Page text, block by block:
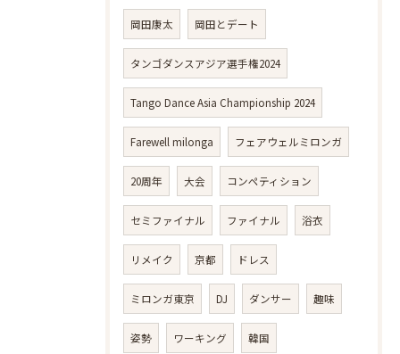
岡田康太 岡田とデート
タンゴダンスアジア選手権2024
Tango Dance Asia Championship 2024
Farewell milonga フェアウェルミロンガ
20周年 大会 コンペティション
セミファイナル ファイナル 浴衣
リメイク 京都 ドレス
ミロンガ東京 DJ ダンサー 趣味
姿勢 ワーキング 韓国